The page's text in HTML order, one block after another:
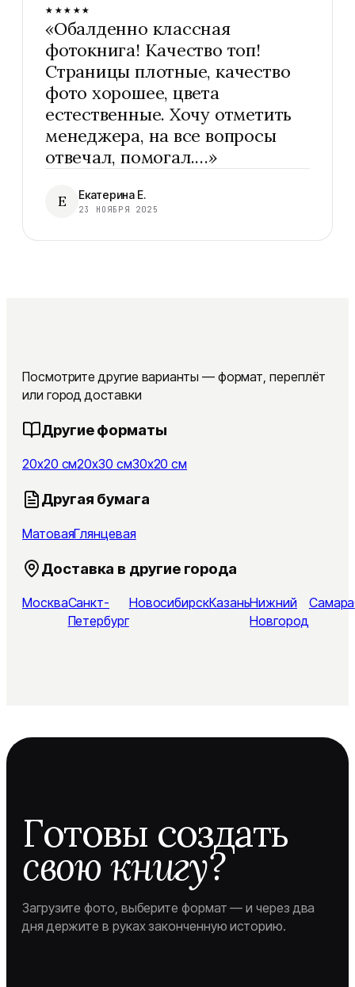
★★★★★
«Обалденно классная
фотокнига! Качество топ!
Страницы плотные, качество
фото хорошее, цвета
естественные. Хочу отметить
менеджера, на все вопросы
отвечал, помогал.…»
Е Екатерина Е.
23 НОЯБРЯ 2025
Посмотрите другие варианты — формат, переплёт
или город доставки
Другие форматы
20x20 см20x30 см30x20 см
Другая бумага
МатоваяГлянцевая
Доставка в другие города
МоскваСанкт-
Петербург
НовосибирскКазаньНижний
Новгород
Самара
Готовы создать
свою книгу?
Загрузите фото, выберите формат — и через два
дня держите в руках законченную историю.